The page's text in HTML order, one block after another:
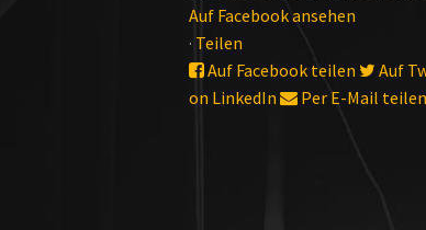
Auf Facebook ansehen
· Teilen
Auf Facebook teilen
Auf
on LinkedIn
Per E-Mail teilen